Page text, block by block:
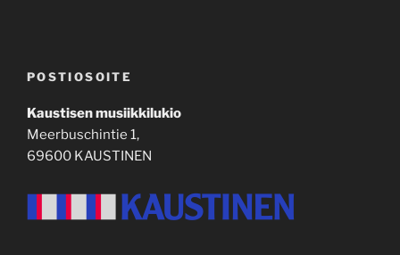
POSTIOSOITE
Kaustisen musiikkilukio
Meerbuschintie 1,
69600 KAUSTINEN